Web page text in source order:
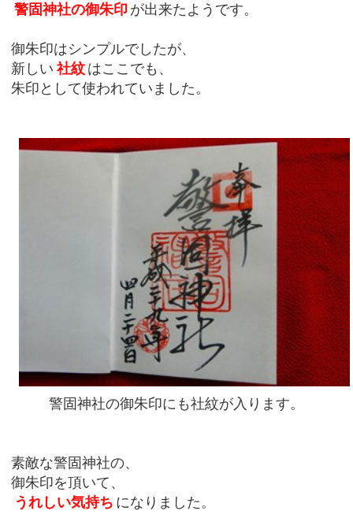
警固神社の御朱印 が出来たようです。
御朱印はシンプルでしたが、
新しい 社紋 はここでも、
朱印として使われていました。
警固神社の御朱印にも社紋が入ります。
素敵な警固神社の、
御朱印を頂いて、
うれしい気持ち になりました。